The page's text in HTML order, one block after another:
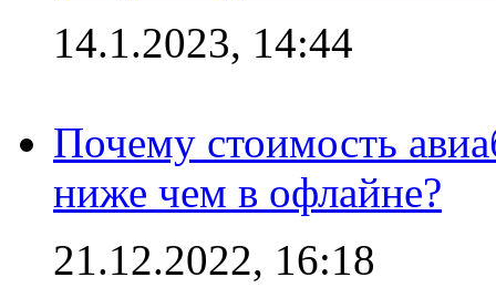
14.1.2023, 14:44
Почему стоимость
ниже чем в офлайне?
21.12.2022, 16:18